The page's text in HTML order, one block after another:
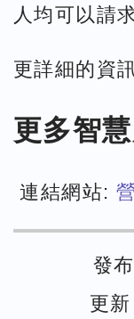
人均可以請
更詳細的資
更多智
連結網站:
發
更